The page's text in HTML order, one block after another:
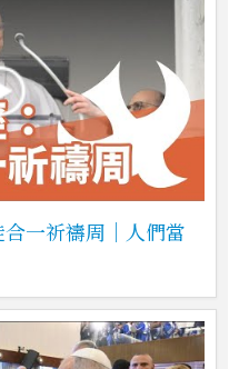
合一祈禱周｜人們當